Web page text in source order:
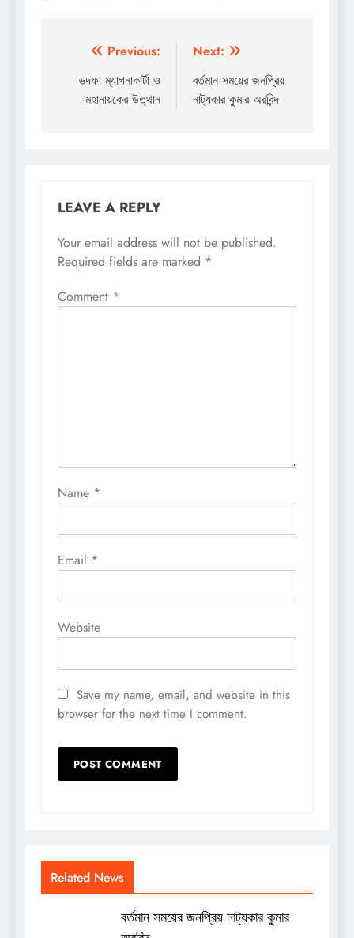
Post
navigation
Previous:
৬দফা ম্যাগনাকার্টা ও
মহানায়কের উত্থান
Next:
বর্তমান সময়ের জনপ্রিয়
নাট্যকার কুমার অরবিন্দ
LEAVE A REPLY
Your email address will not be published.
Required fields are marked *
Comment *
Name *
Email *
Website
Save my name, email, and website in this
browser for the next time I comment.
Related News
বর্তমান সময়ের জনপ্রিয় নাট্যকার কুমার